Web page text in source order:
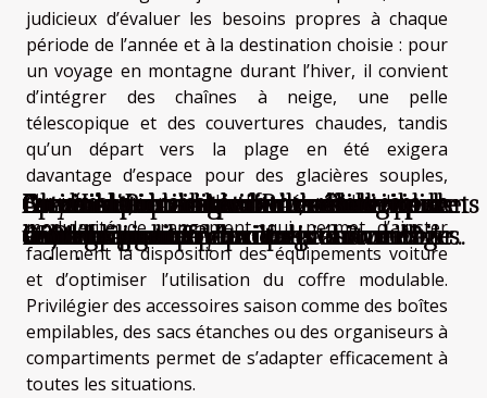
judicieux d’évaluer les besoins propres à chaque
période de l’année et à la destination choisie : pour
un voyage en montagne durant l’hiver, il convient
d’intégrer des chaînes à neige, une pelle
télescopique et des couvertures chaudes, tandis
qu’un départ vers la plage en été exigera
davantage d’espace pour des glacières souples,
serviettes ou parasols. La clé réside dans la
modularité de rangement, qui permet d’ajuster
facilement la disposition des équipements voiture
et d’optimiser l’utilisation du coffre modulable.
Privilégier des accessoires saison comme des boîtes
empilables, des sacs étanches ou des organiseurs à
compartiments permet de s’adapter efficacement à
toutes les situations.
Besoin d’un lavage auto à domicile dans
le 91 ? Ce service existe !
Comment choisir la bonne école pour
votre formation de conduite ?
Comment optimiser la durée de vie de
votre véhicule ?
Avec Les Pièces Auto Pro, achetez un
enjoliveur de Toyota Yaris au meilleur
prix !
Comment choisir le bon boîtier
d'intégration pour votre véhicule ?
Optimisation des performances
véhiculaires : Techniques et avantages
Conseils pour choisir votre service de
remorquage et dépannage automobile
Conseils pour investir dans une valise
OBD de qualité pour les passionnés
La révolution des voitures électriques
haut de gamme
L'hybride, une alternative écologique et
économique